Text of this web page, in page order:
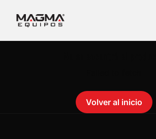
Volver al inicio